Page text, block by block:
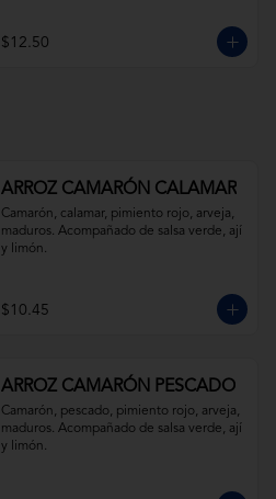
$12.50
ARROZ CAMARÓN CALAMAR
Camarón, calamar, pimiento rojo, arveja,
maduros. Acompañado de salsa verde, ají
y limón.
$10.45
ARROZ CAMARÓN PESCADO
Camarón, pescado, pimiento rojo, arveja,
maduros. Acompañado de salsa verde, ají
y limón.